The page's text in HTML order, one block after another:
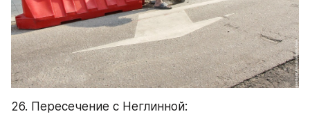
26. Пересечение с Неглинной: